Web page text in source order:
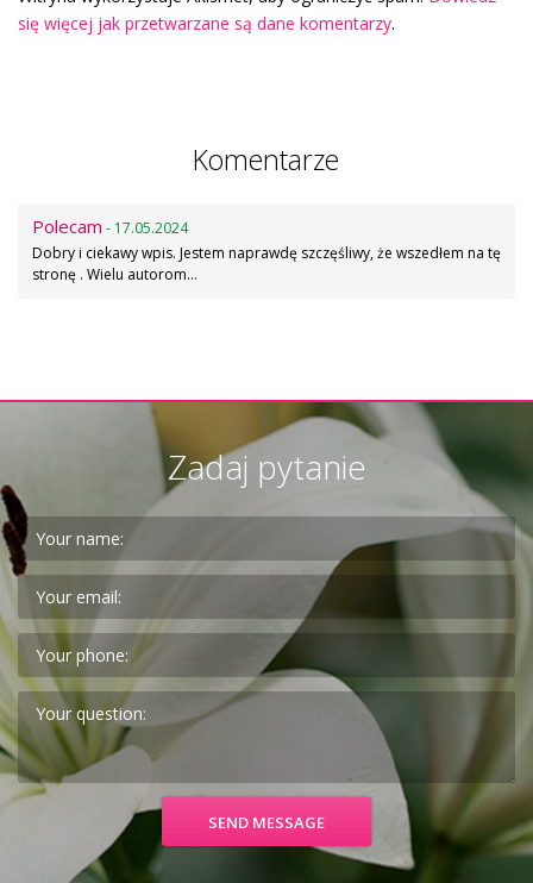
się więcej jak przetwarzane są dane komentarzy.
Komentarze
Polecam - 17.05.2024
Dobry i ciekawy wpis. Jestem naprawdę szczęśliwy, że wszedłem na tę
stronę . Wielu autorom…
Zadaj pytanie